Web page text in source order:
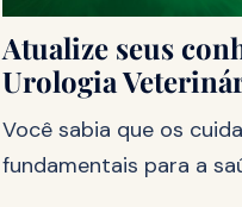
Atualize seus
Urologia
Você sabia que os
fundamentais para a